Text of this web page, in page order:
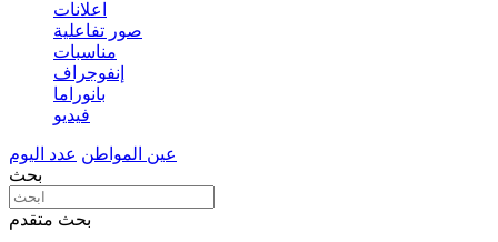
اعلانات
صور تفاعلية
مناسبات
إنفوجراف
بانوراما
فيديو
عين المواطن عدد اليوم
بحث
بحث متقدم